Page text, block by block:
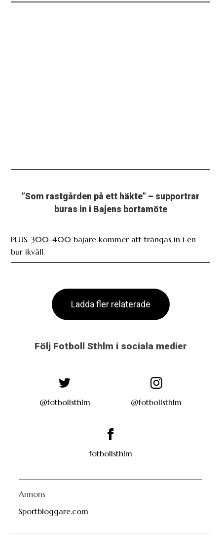
”Som rastgården på ett häkte” – supportrar
buras in i Bajens bortamöte
PLUS. 300-400 bajare kommer att trängas in i en
bur ikväll.
Ladda fler relaterade
Följ Fotboll Sthlm i sociala medier
@fotbollsthlm @fotbollsthlm
fotbollsthlm
Annons
Sportbloggare.com